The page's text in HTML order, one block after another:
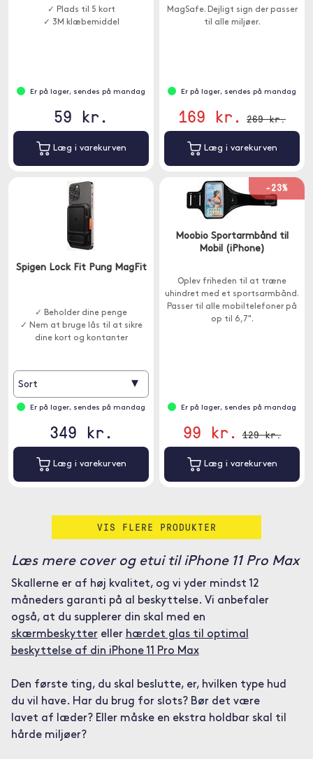
✓ Plads til 5 kort
✓ 3M klæbemiddel
Er på lager, sendes på mandag
59 kr.
Læg i varekurven
MagSafe. Dejligt sign der passer
til alle miljøer.
Er på lager, sendes på mandag
169 kr. 269 kr.
Læg i varekurven
Spigen Lock Fit Pung MagFit
✓ Beholder dine penge
✓ Nem at bruge lås til at sikre
dine kort og kontanter
Sort ▾
Er på lager, sendes på mandag
349 kr.
Læg i varekurven
-23%
Moobio Sportarmbånd til
Mobil (iPhone)
Oplev friheden til at træne
uhindret med et sportsarmbånd.
Passer til alle mobiltelefoner på
op til 6,7".
Er på lager, sendes på mandag
99 kr. 129 kr.
Læg i varekurven
VIS FLERE PRODUKTER
Læs mere cover og etui til iPhone 11 Pro Max
Skallerne er af høj kvalitet, og vi yder mindst 12
måneders garanti på al beskyttelse. Vi anbefaler
også, at du supplerer din skal med en
skærmbeskyttereller hærdet glas til optimal
beskyttelse af din iPhone 11 Pro Max
Den første ting, du skal beslutte, er, hvilken type hud
du vil have. Har du brug for slots? Bør det være
lavet af læder? Eller måske en ekstra holdbar skal til
hårde miljøer?